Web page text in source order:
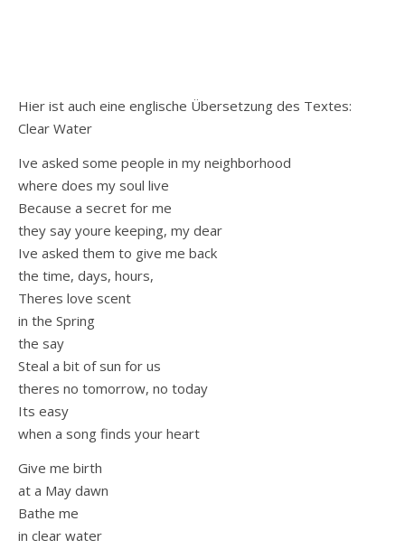
Hier ist auch eine englische Übersetzung des Textes:
Clear Water
Ive asked some people in my neighborhood
where does my soul live
Because a secret for me
they say youre keeping, my dear
Ive asked them to give me back
the time, days, hours,
Theres love scent
in the Spring
the say
Steal a bit of sun for us
theres no tomorrow, no today
Its easy
when a song finds your heart
Give me birth
at a May dawn
Bathe me
in clear water